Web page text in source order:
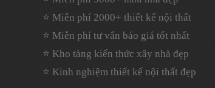
⭐ Miễn phí 2000+ thiết kế nội thất
⭐ Miễn phí tư vấn báo giá tốt nhất
⭐ Kho tàng kiến thức xây nhà đẹp
⭐ Kinh nghiệm thiết kế nội thất đẹp